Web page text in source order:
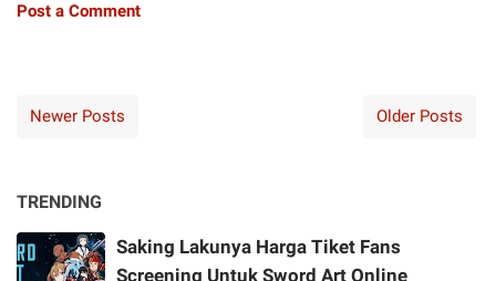
Post a Comment
Newer Posts Older Posts
TRENDING
Saking Lakunya Harga Tiket Fans
Screening Untuk Sword Art Online